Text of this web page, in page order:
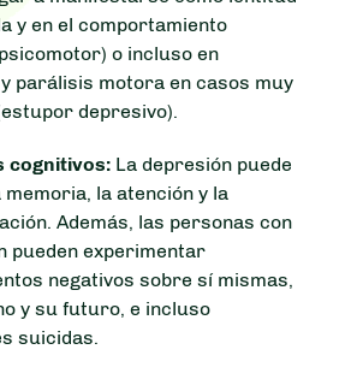
y en el comportamiento
o incluso en
parálisis motora en casos muy
depresivo).
cognitivos: La depresión puede
la atención y la
Además, las personas con
pueden experimentar
negativos sobre sí mismas,
y su futuro, e incluso
suicidas.